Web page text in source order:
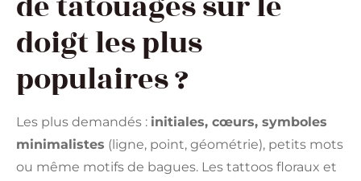
doigt les plus
populaires ?
Les plus demandés : initiales, cœurs, symboles
minimalistes (ligne, point, géométrie), petits mots
ou même motifs de bagues. Les tattoos floraux et